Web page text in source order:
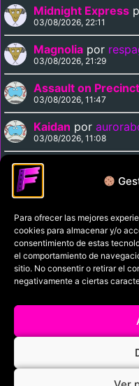
Para ofrecer las mejores
cookies para almacenar y/o
consentimiento de estas
el comportamiento de
sitio. No consentir o retirar el
negativamente a ciertas
Midnight Express
03/08/2026, 22:11
Magnolia por
03/08/2026, 21:29
Assault on
03/08/2026, 11:47
Kaidan por
03/08/2026, 11:08
Labyrinth
02/08/2026, 14:14
02/08/2026, 14:09
Cinema Paradiso
02/08/2026, 13:37
Solarbabiespor
01/08/2026, 15:34
Medusa Against
01/08/2026, 15:15